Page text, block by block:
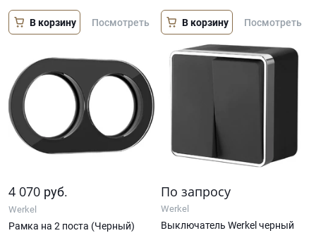
В корзину Посмотреть В корзину Посмотреть
4 070 руб.
Werkel
Рамка на 2 поста (Черный)
По запросу
Werkel
Выключатель Werkel черный